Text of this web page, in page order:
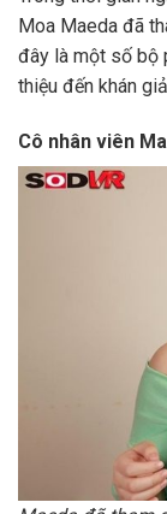
Moa Maeda đã
đây là một số bộ
thiệu đến khán
Cô nhân viên